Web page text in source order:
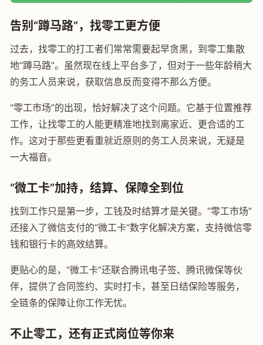
告别“蹲马路”，找零工更方便
过去，找零工的打工者们常常需要起早贪黑，到零工集散
地“蹲马路”。虽然现在线上平台多了，但对于一些年龄稍大
的务工人员来说，获取信息反而变得不那么方便。
“零工市场”的出现，恰好解决了这个问题。它基于位置推荐
工作，让找零工的人能更精准地找到离家近、更合适的工
作。这对于那些更看重就近原则的务工人员来说，无疑是
一大福音。
“微工卡”加持，结算、保障全到位
找到工作只是第一步，工钱及时结算才是关键。“零工市场”
还接入了微信支付的“微工卡”数字化解决方案，支持微信零
钱和银行卡的高效结算。
更贴心的是，“微工卡”还联合腾讯电子签、腾讯微保等伙
伴，提供了合同签约、实时打卡，甚至日结保险等服务，
全链条的保障让你工作无忧。
不止零工，还有正式岗位等你来